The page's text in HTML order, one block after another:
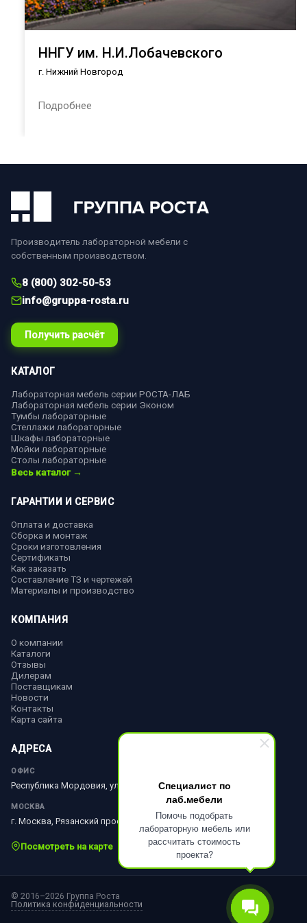
Специалист по
лаб.мебели
Помочь подобрать
лабораторную мебель или
рассчитать стоимость
проекта?
ННГУ им. Н.И.Лобачевского
г. Нижний Новгород
Подробнее
Производитель лабораторной мебели с
собственным производством.
8 (800) 302-50-53
info@gruppa-rosta.ru
Получить расчёт
КАТАЛОГ
Лабораторная мебель серии РОСТА-ЛАБ
Лабораторная мебель серии Эконом
Тумбы лабораторные
Стеллажи лабораторные
Шкафы лабораторные
Мойки лабораторные
Столы лабораторные
Весь каталог →
ГАРАНТИИ И СЕРВИС
Оплата и доставка
Сборка и монтаж
Сроки изготовления
Сертификаты
Как заказать
Составление ТЗ и чертежей
Материалы и производство
КОМПАНИЯ
О компании
Каталоги
Отзывы
Дилерам
Поставщикам
Новости
Контакты
Карта сайта
АДРЕСА
ОФИС
Республика Мордовия, ул. Ленина, д. 51
МОСКВА
г. Москва, Рязанский просп., д. 10, стр. 18
Посмотреть на карте
© 2016–2026 Группа Роста
Политика конфиденциальности